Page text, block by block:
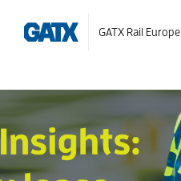
GATX Rail Europe